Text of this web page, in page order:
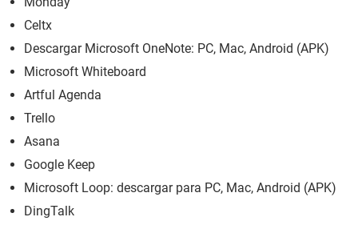
Celtx
Descargar Microsoft OneNote: PC, Mac, Android (APK)
Microsoft Whiteboard
Artful Agenda
Trello
Asana
Google Keep
Microsoft Loop: descargar para PC, Mac, Android (APK)
DingTalk